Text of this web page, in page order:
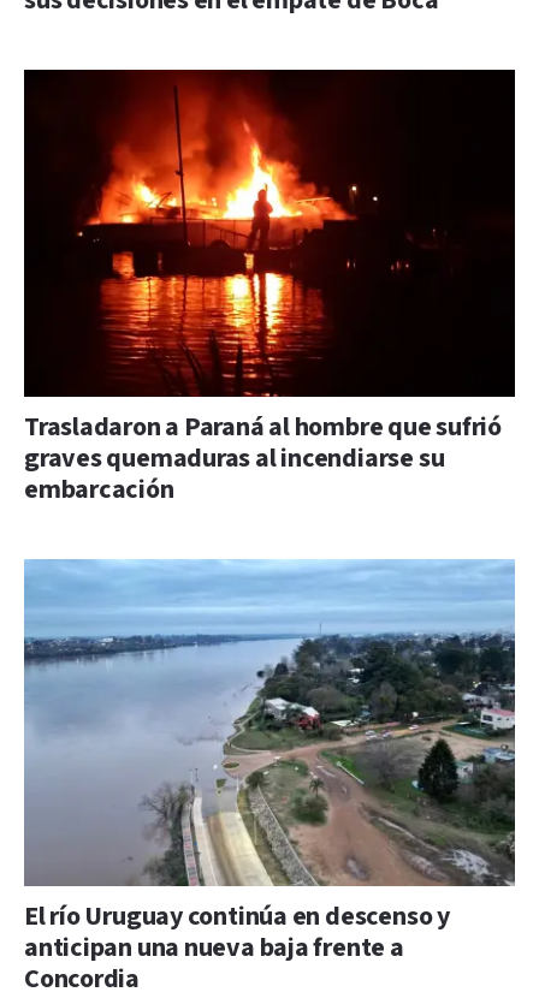
Trasladaron a Paraná al hombre que sufrió
graves quemaduras al incendiarse su
embarcación
El río Uruguay continúa en descenso y
anticipan una nueva baja frente a
Concordia